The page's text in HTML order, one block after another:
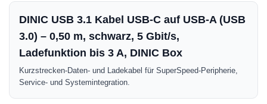
DINIC USB 3.1 Kabel USB-C auf USB-A (USB
3.0) – 0,50 m, schwarz, 5 Gbit/s,
Ladefunktion bis 3 A, DINIC Box
Kurzstrecken-Daten- und Ladekabel für SuperSpeed-Peripherie,
Service- und Systemintegration.